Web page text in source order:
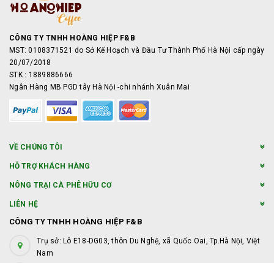
CÔNG TY TNHH HOÀNG HIỆP F&B
MST: 0108371521 do Sở Kế Hoạch và Đầu Tư Thành Phố Hà Nội cấp ngày
20/07/2018
STK : 1889886666
Ngân Hàng MB PGD tây Hà Nội -chi nhánh Xuân Mai
VỀ CHÚNG TÔI
HỖ TRỢ KHÁCH HÀNG
NÔNG TRẠI CÀ PHÊ HỮU CƠ
LIÊN HỆ
CÔNG TY TNHH HOÀNG HIỆP F&B
Trụ sở: Lô E18-DG03, thôn Du Nghệ, xã Quốc Oai, Tp.Hà Nội, Việt
Nam